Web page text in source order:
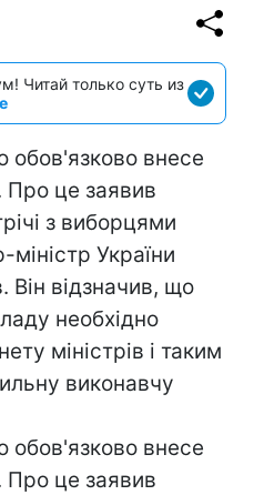
Читай только суть из
обов'язково внесе
Про це заявив
з виборцями
України
відзначив, що
необхідно
міністрів і таким
виконавчу
обов'язково внесе
Про це заявив